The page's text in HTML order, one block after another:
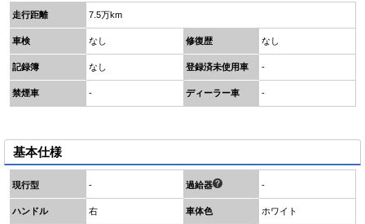
走行距離 7.5万km
車検 なし 修復歴 なし
記録簿 なし 登録済未使用車 -
禁煙車 - ディーラー車 -
基本仕様
現行型 - 過給器 -
ハンドル 右 車体色 ホワイト